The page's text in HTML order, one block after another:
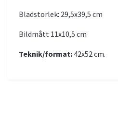
Bladstorlek: 29,5x39,5 cm
Bildmått 11x10,5 cm
Teknik/format: 42x52 cm.